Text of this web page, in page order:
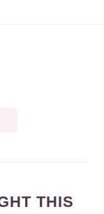
THIS